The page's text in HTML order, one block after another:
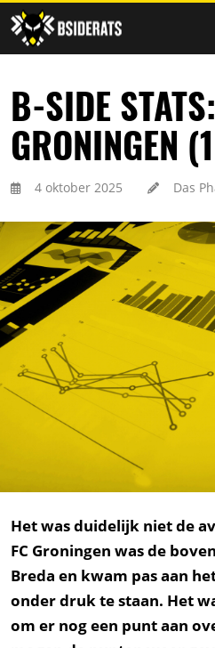
B-SIDE
GRONINGEN
4 oktober 2025 Das
Het was duidelijk niet de
FC Groningen was de
Breda en kwam pas aan
onder druk te staan. Het
om er nog een punt aan